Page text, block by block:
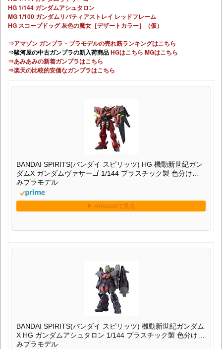
HG 1/144 ガンダムアシュタロン
MG 1/100 ガンダムリバティアストレイ レッドフレーム
HG スコープドッグ 灰色の魔女［デザートカラー］（仮）
⇒アマゾン ガンプラ・プラモデルの売れ筋ランキングはこちら
⇒駿河屋の中古ガンプラの新入荷商品HGはこちら MGはこちら
⇒あみあみの新着ガンプラはこちら
⇒楽天の比較的安価なガンプラはこちら
BANDAI SPIRITS(バンダイ スピリッツ) HG 機動新世紀ガン
ダムX ガンダムヴァサーゴ 1/144 プラスチック製 色分け済
みプラモデル
BANDAI SPIRITS(バンダイ スピリッツ) 機動新世紀ガンダム
X HG ガンダムアシュタロン 1/144 プラスチック製 色分け済
みプラモデル